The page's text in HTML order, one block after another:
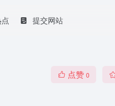
提交网站
点赞 0